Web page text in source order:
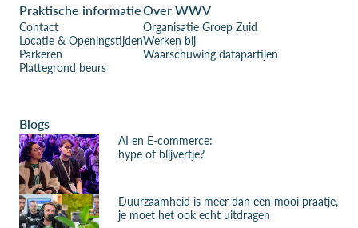
Praktische informatie
Contact
Locatie & Openingstijden
Parkeren
Plattegrond beurs
Over WWV
Organisatie Groep Zuid
Werken bij
Waarschuwing datapartijen
Blogs
AI en E-commerce:
hype of blijvertje?
Duurzaamheid is meer dan een mooi praatje,
je moet het ook echt uitdragen